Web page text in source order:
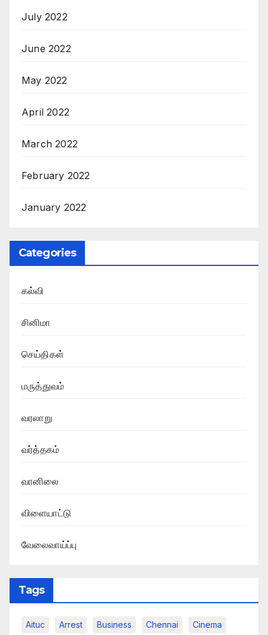
July 2022
June 2022
May 2022
April 2022
March 2022
February 2022
January 2022
Categories
கல்வி
சினிமா
செய்திகள்
மருத்துவம்
வரலாறு
வர்த்தகம்
வானிலை
விளையாட்டு
வேலைவாய்ப்பு
Tags
Aituc Arrest Business Chennai Cinema